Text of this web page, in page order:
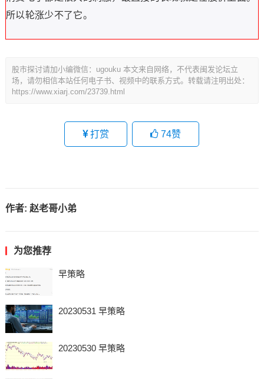
所以轮涨少不了它。
股市探讨请加小编微信：ugouku 本文来自网络，不代表闽发论坛立
场，请勿相信本站任何电子书、视频中的联系方式。转载请注明出处：
https://www.xiarj.com/23739.html
打赏 74赞
作者: 赵老哥小弟
为您推荐
早策略
20230531 早策略
20230530 早策略